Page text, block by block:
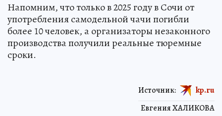
Напомним, что только в 2025 году в Сочи от
употребления самодельной чачи погибли
более 10 человек, а организаторы незаконного
производства получили реальные тюремные
сроки.
Евгения ХАЛИКОВА
Источник: kp.ru